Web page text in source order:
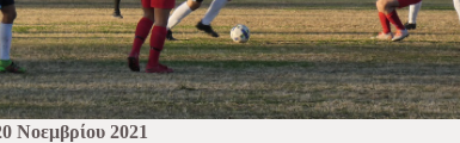
Νοεμβρίου 2021